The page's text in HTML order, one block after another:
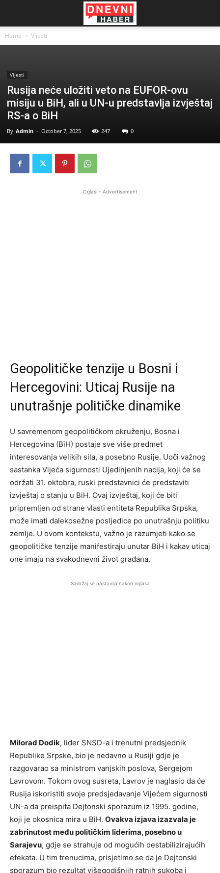
Home Vijesti
Vijesti
Rusija neće uložiti veto na EUFOR-ovu
misiju u BiH, ali u UN-u predstavlja izvještaj
RS-a o BiH
By Admin - October 7, 2025 247 0
Oglasi - Advertisement
Geopolitičke tenzije u Bosni i
Hercegovini: Uticaj Rusije na
unutrašnje političke dinamike
U savremenom geopolitičkom okruženju, Bosna i
Hercegovina (BiH) postaje sve više predmet
interesovanja velikih sila, a posebno Rusije. Uoči važnog
sastanka Vijeća sigurnosti Ujedinjenih nacija, koji će se
održati 31. oktobra, ruski predstavnici će predstaviti
izvještaj o stanju u BiH. Ovaj izvještaj, koji će biti
pripremljen od strane vlasti entiteta Republika Srpska,
može imati dalekosežne posljedice po unutrašnju politiku
zemlje. U ovom kontekstu, važno je razumjeti kako se
geopolitičke tenzije manifestiraju unutar BiH i kakav uticaj
one imaju na svakodnevni život građana.
Sadržaj se nastavlja nakon oglasa
Milorad Dodik, lider SNSD-a i trenutni predsjednik
Republike Srpske, bio je nedavno u Rusiji gdje je
razgovarao sa ministrom vanjskih poslova, Sergejom
Lavrovom. Tokom ovog susreta, Lavrov je naglasio da će
Rusija iskoristiti svoje predsjedavanje Vijećem sigurnosti
UN-a da preispita Dejtonski sporazum iz 1995. godine,
koji je okosnica mira u BiH. Ovakva izjava izazvala je
zabrinutost među političkim liderima, posebno u
Sarajevu, gdje se strahuje od mogućih destabilizirajućih
efekata. U tim trenucima, prisjetimo se da je Dejtonski
sporazum bio rezultat višegodišnjih ratnih sukoba i